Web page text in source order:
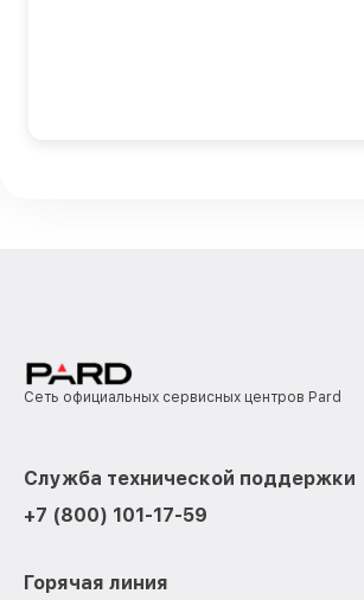
Сеть официальных сервисных центров Pard
Служба технической поддержки
+7 (800) 101-17-59
Горячая линия